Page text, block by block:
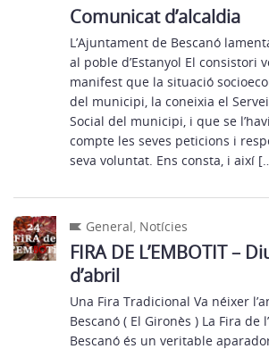
Comunicat d’alcaldia
L’Ajuntament de Bescanó
al poble d’Estanyol El consistori
manifest que la situació
del municipi, la coneixia el Servei
Social del municipi, i que se
compte les seves peticions i
seva voluntat. Ens consta, i així
General, Notícies
FIRA DE L’EMBOTIT –
d’abril
Una Fira Tradicional Va néixer
Bescanó ( El Gironès ) La Fira de
Bescanó és un veritable